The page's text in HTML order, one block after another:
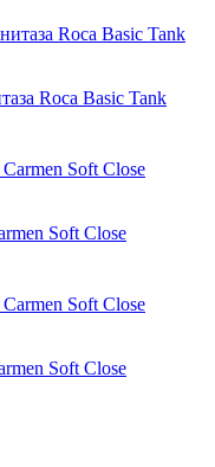
Roca Basic Tank
Soft Close
Soft Close